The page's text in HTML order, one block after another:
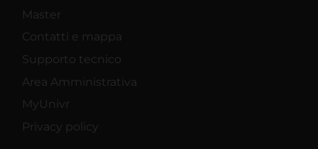
Master
Contatti e mappa
Supporto tecnico
Area Amministrativa
MyUnivr
Privacy policy